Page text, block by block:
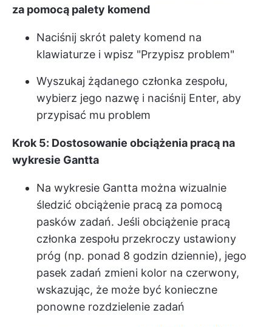
za pomocą palety komend
Naciśnij skrót palety komend na
klawiaturze i wpisz "Przypisz problem"
Wyszukaj żądanego członka zespołu,
wybierz jego nazwę i naciśnij Enter, aby
przypisać mu problem
Krok 5: Dostosowanie obciążenia pracą na
wykresie Gantta
Na wykresie Gantta można wizualnie
śledzić obciążenie pracą za pomocą
pasków zadań. Jeśli obciążenie pracą
członka zespołu przekroczy ustawiony
próg (np. ponad 8 godzin dziennie), jego
pasek zadań zmieni kolor na czerwony,
wskazując, że może być konieczne
ponowne rozdzielenie zadań